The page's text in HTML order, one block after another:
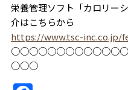
栄養管理ソフト「カロリー
介はこちらから
https://www.tsc-inc.co.jp/
○○○